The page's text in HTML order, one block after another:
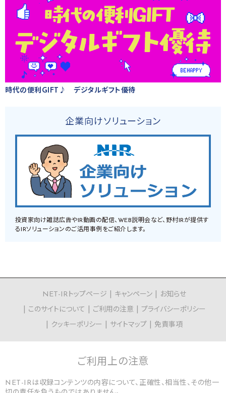
時代の便利GIFT♪ デジタルギフト優待
企業向けソリューション
投資家向け雑誌広告やIR動画の配信、WEB説明会など、野村IRが提供す
るIRソリューションのご活用事例をご紹介します。
NET-IRトップページ キャンペーン
お知らせ
このサイトについて
ご利用の注意
プライバシーポリシー
クッキーポリシー
サイトマップ 免責事項
ご利用上の注意
NET-IRは収録コンテンツの内容について、正確性、相当性、その他一